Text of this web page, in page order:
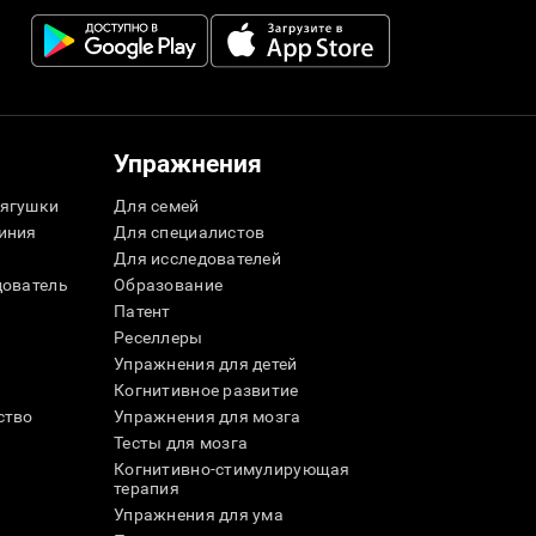
Упражнения
Для семей
Для специалистов
Для исследователей
Образование
Патент
Реселлеры
Упражнения для детей
Когнитивное развитие
Упражнения для мозга
Тесты для мозга
Когнитивно-стимулирующая
терапия
Упражнения для ума